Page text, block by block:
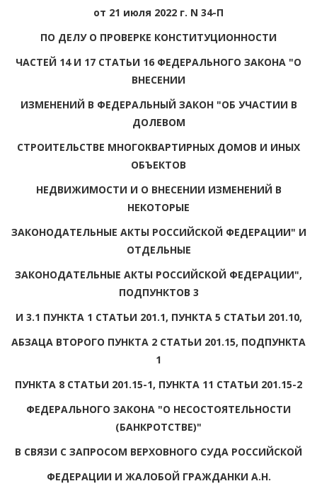
от 21 июля 2022 г. N 34-П
ПО ДЕЛУ О ПРОВЕРКЕ КОНСТИТУЦИОННОСТИ
ЧАСТЕЙ 14 И 17 СТАТЬИ 16 ФЕДЕРАЛЬНОГО ЗАКОНА "О
ВНЕСЕНИИ
ИЗМЕНЕНИЙ В ФЕДЕРАЛЬНЫЙ ЗАКОН "ОБ УЧАСТИИ В
ДОЛЕВОМ
СТРОИТЕЛЬСТВЕ МНОГОКВАРТИРНЫХ ДОМОВ И ИНЫХ
ОБЪЕКТОВ
НЕДВИЖИМОСТИ И О ВНЕСЕНИИ ИЗМЕНЕНИЙ В
НЕКОТОРЫЕ
ЗАКОНОДАТЕЛЬНЫЕ АКТЫ РОССИЙСКОЙ ФЕДЕРАЦИИ" И
ОТДЕЛЬНЫЕ
ЗАКОНОДАТЕЛЬНЫЕ АКТЫ РОССИЙСКОЙ ФЕДЕРАЦИИ",
ПОДПУНКТОВ 3
И 3.1 ПУНКТА 1 СТАТЬИ 201.1, ПУНКТА 5 СТАТЬИ 201.10,
АБЗАЦА ВТОРОГО ПУНКТА 2 СТАТЬИ 201.15, ПОДПУНКТА
1
ПУНКТА 8 СТАТЬИ 201.15-1, ПУНКТА 11 СТАТЬИ 201.15-2
ФЕДЕРАЛЬНОГО ЗАКОНА "О НЕСОСТОЯТЕЛЬНОСТИ
(БАНКРОТСТВЕ)"
В СВЯЗИ С ЗАПРОСОМ ВЕРХОВНОГО СУДА РОССИЙСКОЙ
ФЕДЕРАЦИИ И ЖАЛОБОЙ ГРАЖДАНКИ А.Н.